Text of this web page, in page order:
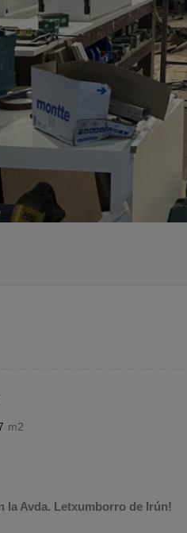
m2
la Avda. Letxumborro de Irún!